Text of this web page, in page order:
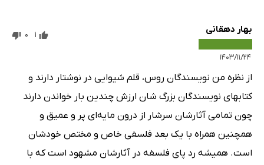
بهار دهقانی
۱۴۰۳/۱۱/۲۴
1
0
از نظره من نویسندگان روس، قلم شیوایی در نوشتار دارند و
کتابهای نویسندگان بزرگ شان ارزش چندین بار خواندن دارند
چون تمامی آثارشان سرشار از درون مایه‌ای پر و عمیق و
همچنین همراه با یک بعد فلسفی خاص و مختص خودشان
است. همیشه رد پای فلسفه در آثارشان مشهود است که با